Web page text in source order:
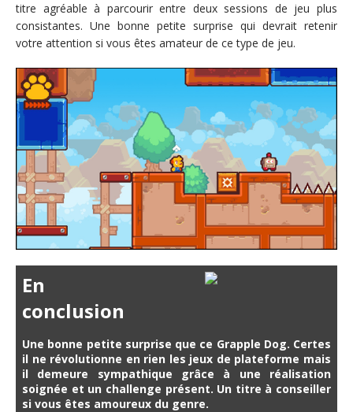
titre agréable à parcourir entre deux sessions de jeu plus
consistantes. Une bonne petite surprise qui devrait retenir
votre attention si vous êtes amateur de ce type de jeu.
En
conclusion
Une bonne petite surprise que ce Grapple Dog. Certes
il ne révolutionne en rien les jeux de plateforme mais
il demeure sympathique grâce à une réalisation
soignée et un challenge présent. Un titre à conseiller
si vous êtes amoureux du genre.